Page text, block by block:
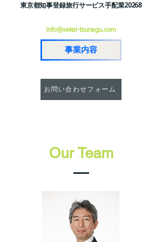
東京都知事登録旅行サービス手配業20268
info@sekai-tsunagu.com
事業内容
お問い合わせフォーム
Our Team